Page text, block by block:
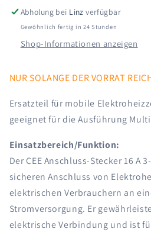
6h
blau
6h
blau
Abholung bei Linz verfügbar
Gewöhnlich fertig in 24 Stunden
Shop-Informationen anzeigen
NUR SOLANGE DER VORRAT
Ersatzteil für mobile
geeignet für die Ausführung
Einsatzbereich/Funktion:
Der CEE Anschluss-Stecker 16 A
sicheren Anschluss von
elektrischen Verbrauchern an
Stromversorgung. Er
elektrische Verbindung und ist